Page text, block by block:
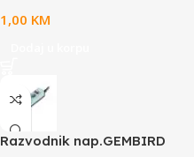
1,00 KM
Razvodnik nap.GEMBIRD